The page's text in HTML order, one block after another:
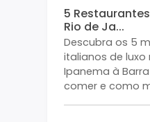
5
Rio de Ja...
Descubra os 5
italianos de luxo
Ipanema à
comer e como